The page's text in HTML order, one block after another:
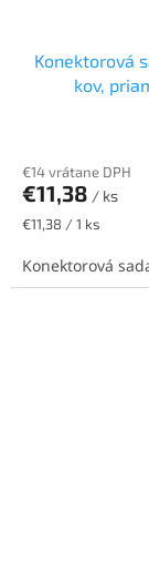
Konektorová
kov,
€14 vrátane DPH
€11,38 / ks
Jednotková
€11,38 / 1 ks
Konektorová